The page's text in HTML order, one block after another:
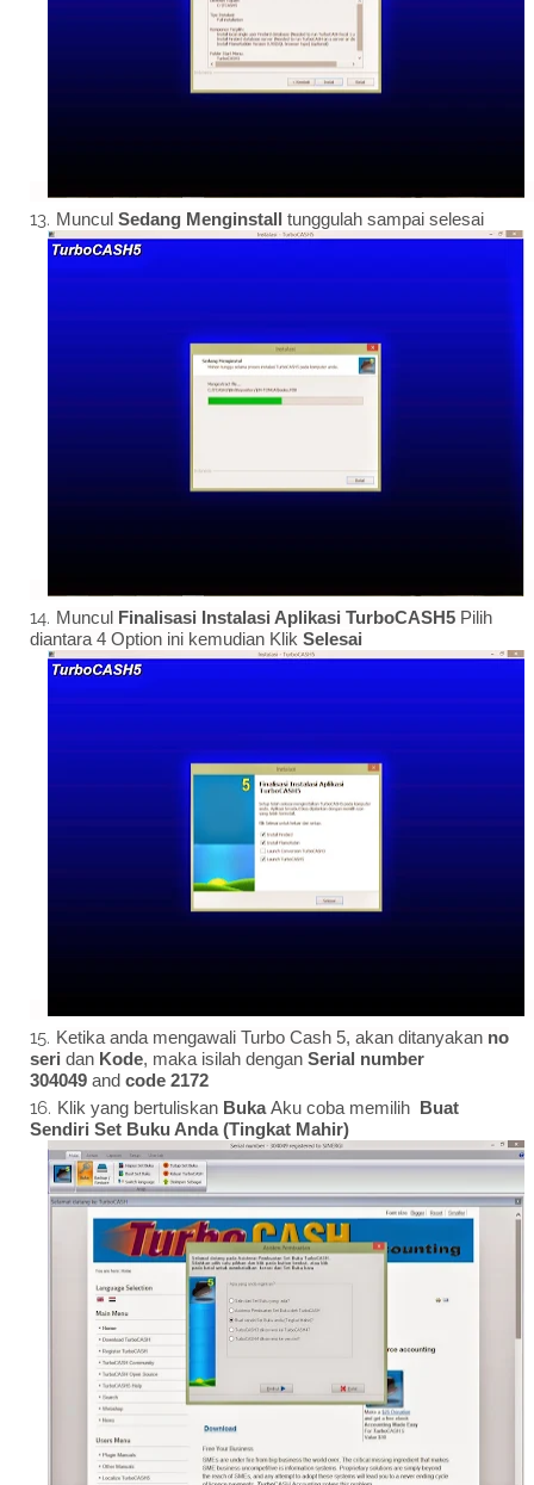
Muncul Sedang Menginstall tunggulah sampai selesai
Muncul Finalisasi Instalasi Aplikasi TurboCASH5 Pilih
diantara 4 Option ini kemudian Klik Selesai
Ketika anda mengawali Turbo Cash 5, akan ditanyakan no
seri dan Kode, maka isilah dengan Serial number
304049 and code 2172
Klik yang bertuliskan BukaAku coba memilih Buat
Sendiri Set Buku Anda (Tingkat Mahir)